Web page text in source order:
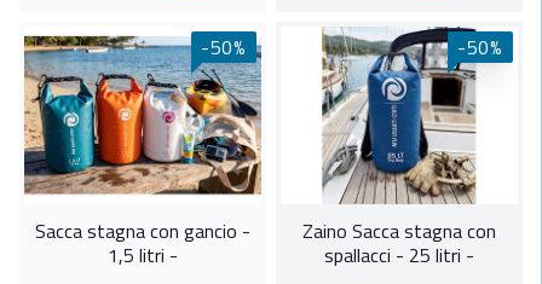
Sacca stagna con gancio -
1,5 litri -
-50%
Zaino Sacca stagna con
spallacci - 25 litri -
-50%